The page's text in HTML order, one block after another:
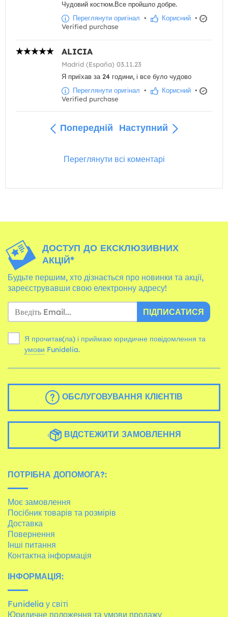
Чудовий костюм.Все пройшло добре.
Переглянути оригінал • Корисний •
Verified purchase
ALICIA
Madrid (España) 03.11.23
Я приїхав за 24 години, і все було чудово
Переглянути оригінал • Корисний •
Verified purchase
Попередній Наступний
Переглянути всі коментарі
ДОСТУП ДО ЕКСКЛЮЗИВНИХ
АКЦІЙ*
Будьте першим, хто дізнається про новинки та акції,
зареєструвавши свою електронну адресу!
ПІДПИСАТИСЯ
Я прочитав(ла) і приймаю юридичне повідомлення та
умови Funidelia.
ОБСЛУГОВУВАННЯ КЛІЄНТІВ
ВІДСТЕЖИТИ ЗАМОВЛЕННЯ
ПОТРІБНА ДОПОМОГА?:
Моє замовлення
Посібник товарів та розмірів
Доставка
Повернення
Інші питання
Контактна інформація
ІНФОРМАЦІЯ:
Funidelia у світі
Юридичне положення та умови продажу